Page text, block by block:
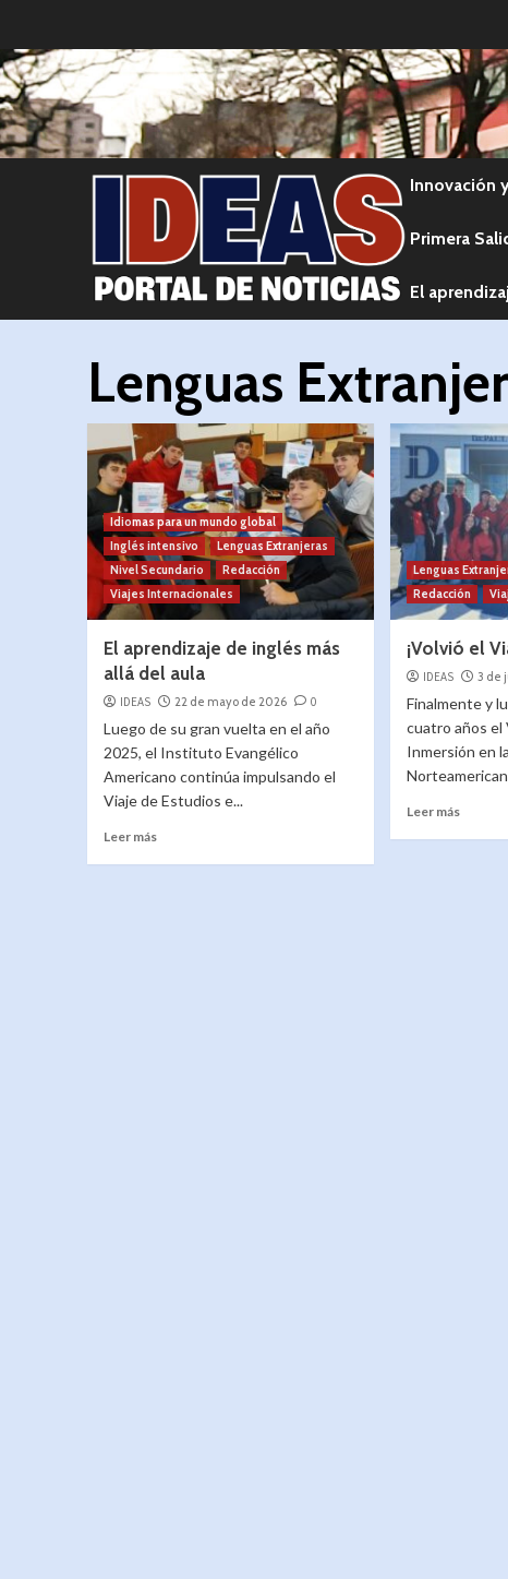
Innovación
Primera
El
Lenguas
Idiomas para un mundo global
Inglés intensivo
Lenguas Extranjeras
Nivel Secundario
Redacción
Viajes Internacionales
El aprendizaje de inglés más
allá del aula
IDEAS 22 de mayo de 2026 0
Luego de su gran vuelta en el año
2025, el Instituto Evangélico
Americano continúa impulsando el
Viaje de Estudios e...
Leer más
Lenguas
Redacción
¡Volvió el
IDEAS 3 de
Finalmente y
cuatro años el
Inmersión en
Leer más